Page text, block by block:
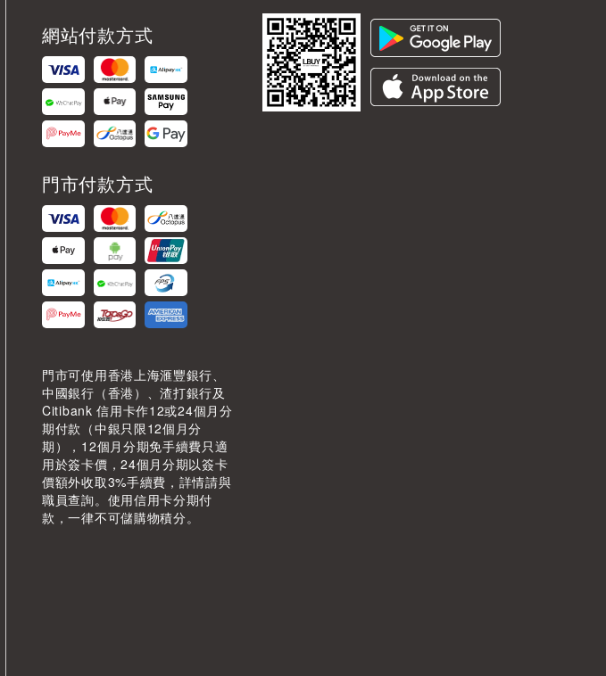
網站付款方式
門市付款方式
門市可使用香港上海滙豐銀行、
中國銀行（香港）、渣打銀行及
Citibank 信用卡作12或24個月分
期付款（中銀只限12個月分
期），12個月分期免手續費只適
用於簽卡價，24個月分期以簽卡
價額外收取3%手續費，詳情請與
職員查詢。使用信用卡分期付
款，一律不可儲購物積分。